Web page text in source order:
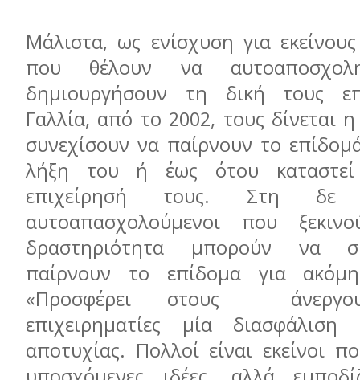
Μάλιστα, ως ενίσχυση για
που θέλουν να
δημιουργήσουν τη δική τους
Γαλλία, από το 2002, τους δίνεται
συνεχίσουν να παίρνουν το
λήξη του ή έως ότου
επιχείρησή τους. Στη δε
αυτοαπασχολούμενοι που
δραστηριότητα μπορούν να
παίρνουν το επίδομα για
«Προσφέρει στους
επιχειρηματίες μία
αποτυχίας. Πολλοί είναι εκείνοι